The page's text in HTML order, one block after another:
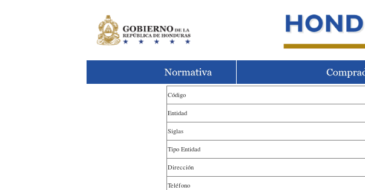
Código
Entidad
Siglas
Tipo Entidad
Dirección
Teléfono